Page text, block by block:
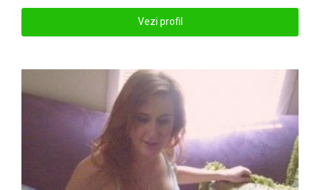
Vezi profil